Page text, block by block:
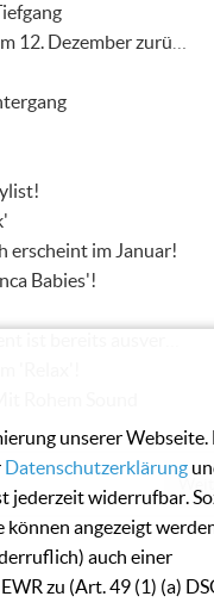
Dezember zurück!
erscheint im Januar!
Babies'!
ausverkauft!
'Relax'!
Rohem Sound
unserer Webseite.
Datenschutzerklärung
jederzeit widerrufbar.
angezeigt
auch einer
zu (Art. 49 (1) (a)